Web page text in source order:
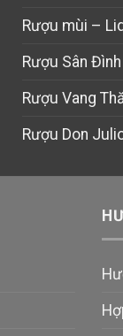
Rượu mùi –
Rượu Sân Đình
Rượu Vang
Rượu Don